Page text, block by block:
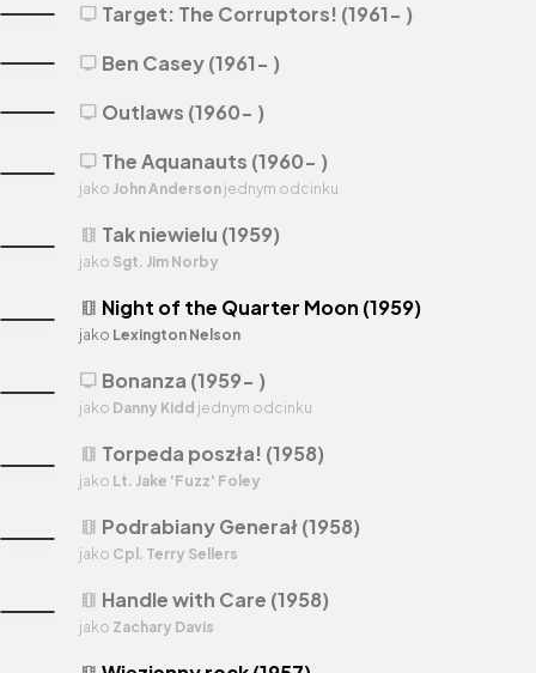
theaters Tak niewielu (1959)
jako Sgt. Jim Norby
theaters Torpeda poszła! (1958)
jako Lt. Jake 'Fuzz' Foley
theaters Podrabiany Generał (1958)
jako Cpl. Terry Sellers
theaters Night of the Quarter Moon (1959)
jako Lexington Nelson
theaters Handle with Care (1958)
jako Zachary Davis
tv Target: The Corruptors! (1961- )
tv Outlaws (1960- )
tv The Aquanauts (1960- )
jako John Anderson jednym odcinku
tv Ben Casey (1961- )
tv Bonanza (1959- )
jako Danny Kidd jednym odcinku